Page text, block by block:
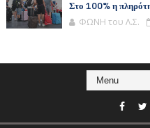
Στο 100% η
ΦΩΝΗ του Λ.Σ.